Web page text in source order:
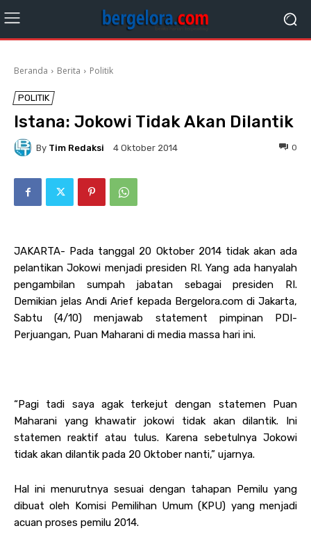
Beranda Berita Politik
POLITIK
Istana: Jokowi Tidak Akan Dilantik
By Tim Redaksi 4 Oktober 2014 0
JAKARTA- Pada tanggal 20 Oktober 2014 tidak akan ada
pelantikan Jokowi menjadi presiden RI. Yang ada hanyalah
pengambilan sumpah jabatan sebagai presiden RI.
Demikian jelas Andi Arief kepada Bergelora.com di Jakarta,
Sabtu (4/10) menjawab statement pimpinan PDI-
Perjuangan, Puan Maharani di media massa hari ini.
“Pagi tadi saya agak terkejut dengan statemen Puan
Maharani yang khawatir jokowi tidak akan dilantik. Ini
statemen reaktif atau tulus. Karena sebetulnya Jokowi
tidak akan dilantik pada 20 Oktober nanti,” ujarnya.
Hal ini menurutnya sesuai dengan tahapan Pemilu yang
dibuat oleh Komisi Pemilihan Umum (KPU) yang menjadi
acuan proses pemilu 2014.